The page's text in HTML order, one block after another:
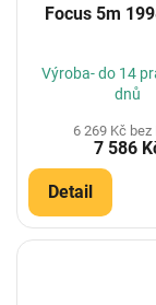
Focus 5m
Výroba- do 14
dnů
6 269 Kč bez
7 586
Detail